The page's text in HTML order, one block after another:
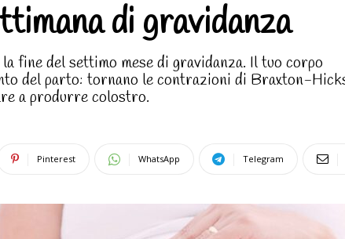
di gravidanza
fine del settimo mese di gravidanza. Il tuo corpo
del parto: tornano le contrazioni di Braxton-
a produrre colostro.
Pinterest WhatsApp Telegram